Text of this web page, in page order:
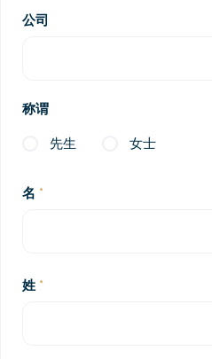
公司
称谓
先生 女士
名
姓